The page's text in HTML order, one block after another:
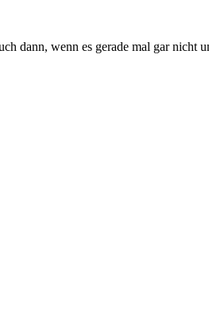
dann, wenn es gerade mal gar nicht